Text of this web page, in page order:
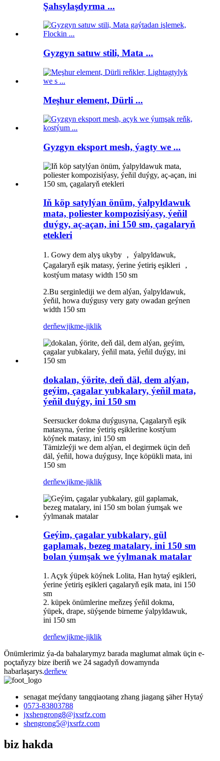
Şahsylaşdyrma ...
Gyzgyn satuw stili, Mata ...
Meşhur element, Dürli ...
Gyzgyn eksport mesh, ýagty we ...
Iň köp satylýan önüm, ýalpyldawuk
mata, poliester kompozisiýasy, ýeňil
duýgy, aç-açan, ini 150 sm, çagalaryň
etekleri
1. Gowy dem alyş ukyby ， ýalpyldawuk,
Çagalaryň eşik matasy, ýerine ýetiriş eşikleri ，
kostýum matasy width 150 sm
2.Bu serginlediji we dem alýan, ýalpyldawuk,
ýeňil, howa duýgusy very gaty owadan geýnen
width 150 sm
derňewjikme-jiklik
dokalan, ýörite, deň däl, dem alýan,
geýim, çagalar yubkalary, ýeňil mata,
ýeňil duýgy, ini 150 sm
Seersucker dokma duýgusyna, Çagalaryň eşik
matasyna, ýerine ýetiriş eşiklerine kostýum
köýnek matasy, ini 150 sm
Tämizleýji we dem alýan, el degirmek üçin deň
däl, ýeňil, howa duýgusy, Inçe köpükli mata, ini
150 sm
derňewjikme-jiklik
Geýim, çagalar yubkalary, gül
gaplamak, bezeg matalary, ini 150 sm
bolan ýumşak we ýylmanak matalar
1. Açyk ýüpek köýnek Lolita, Han hytaý eşikleri,
ýerine ýetiriş eşikleri çagalaryň eşik mata, ini 150
sm
2. küpek önümlerine meňzeş ýeňil dokma,
ýüpek, drape, süýşende birneme ýalpyldawuk,
ini 150 sm
derňewjikme-jiklik
Önümlerimiz ýa-da bahalarymyz barada maglumat almak üçin e-
poçtaňyzy bize iberiň we 24 sagadyň dowamynda
habarlaşarys.derňew
senagat meýdany tangqiaotang zhang jiagang şäher Hytaý
0573-83803788
jxshengrong8@jxsrfz.com
shengrong5@jxsrfz.com
biz hakda